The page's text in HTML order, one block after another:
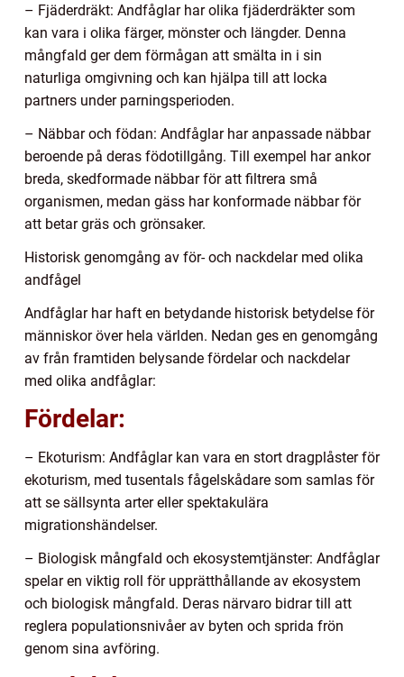
– Fjäderdräkt: Andfåglar har olika fjäderdräkter som
kan vara i olika färger, mönster och längder. Denna
mångfald ger dem förmågan att smälta in i sin
naturliga omgivning och kan hjälpa till att locka
partners under parningsperioden.
– Näbbar och födan: Andfåglar har anpassade näbbar
beroende på deras födotillgång. Till exempel har ankor
breda, skedformade näbbar för att filtrera små
organismen, medan gäss har konformade näbbar för
att betar gräs och grönsaker.
Historisk genomgång av för- och nackdelar med olika
andfågel
Andfåglar har haft en betydande historisk betydelse för
människor över hela världen. Nedan ges en genomgång
av från framtiden belysande fördelar och nackdelar
med olika andfåglar:
Fördelar:
– Ekoturism: Andfåglar kan vara en stort dragplåster för
ekoturism, med tusentals fågelskådare som samlas för
att se sällsynta arter eller spektakulära
migrationshändelser.
– Biologisk mångfald och ekosystemtjänster: Andfåglar
spelar en viktig roll för upprätthållande av ekosystem
och biologisk mångfald. Deras närvaro bidrar till att
reglera populationsnivåer av byten och sprida frön
genom sina avföring.